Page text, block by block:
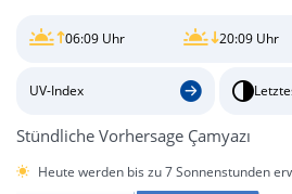
06:09 Uhr 20:09 Uhr
UV-Index
Stündliche Vorhersage Çamyazı
Heute werden bis zu 7 Sonnenstunden